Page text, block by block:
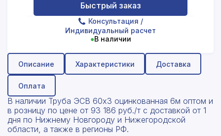
Быстрый заказ
Консультация /
Индивидуальный расчет
●В наличии
Описание Характеристики Доставка
Оплата
В наличии Труба ЭСВ 60х3 оцинкованная 6м оптом и
в розницу по цене от 93 186 руб./т с доставкой от 1
дня по Нижнему Новгороду и Нижегородской
области, а также в регионы РФ.